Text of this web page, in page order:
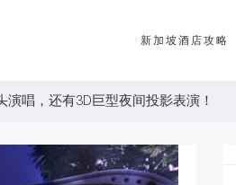
新加坡酒店攻略
唱，还有3D巨型夜间投影表演！